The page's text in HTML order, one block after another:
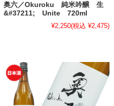
奥六／Okuroku 純米吟醸 生
&#37211; Unite 720ml
¥2,250(税込 ¥2,475)